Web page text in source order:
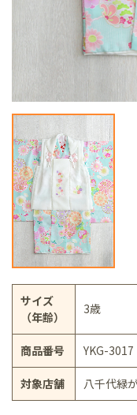
サイズ
（年齢）
3歳
商品番号 YKG-3017
対象店舗 八千代緑